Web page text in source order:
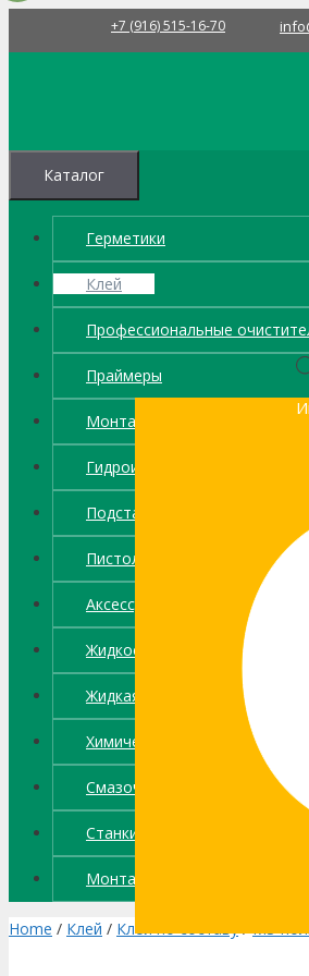
+7 (916) 515-16-70
Каталог
Герметики
Клей
Профессиональные
Праймеры
Монтажные пены
Гидроизоляция
Подстав. профиль
Пистолеты
Аксессуары
Жидкое стекло
Жидкая защита
Химические анкеры
Смазочные материалы
Станки
Монтажные ленты
Home / Клей / Клеи по составу/MS-